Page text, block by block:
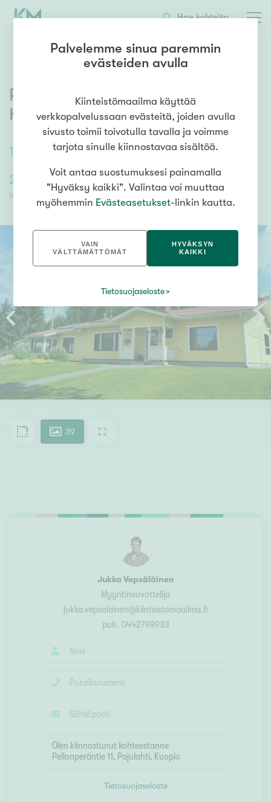
Hae kohteita
134 /149m² 5h, k, s
Pellonperäntie 11,Pajulahti
Kuopio
202 000,00 €
Velaton hinta
202 000,00 €
39
Jukka Vepsäläinen
Myyntineuvottelija
jukka.vepsalainen@kiinteistomaailma.fi
puh. 0442798933
Tietosuojaseloste
Palvelemme sinua paremmin
evästeiden avulla
Kiinteistömaailma käyttää
verkkopalvelussaan evästeitä, joiden avulla
sivusto toimii toivotulla tavalla ja voimme
tarjota sinulle kiinnostavaa sisältöä.
Voit antaa suostumuksesi painamalla
"Hyväksy kaikki". Valintaa voi muuttaa
myöhemmin Evästeasetukset-linkin kautta.
VAIN
VÄLTTÄMÄTTÖMÄT
HYVÄKSYN
KAIKKI
Tietosuojaseloste